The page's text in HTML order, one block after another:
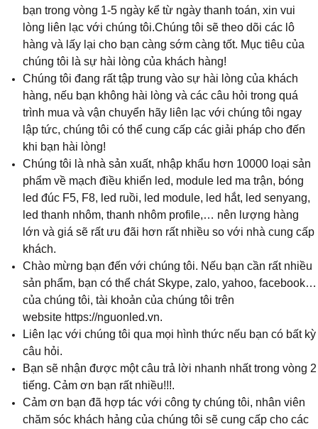
bạn trong vòng 1-5 ngày kể từ ngày thanh toán, xin vui
lòng liên lạc với chúng tôi.Chúng tôi sẽ theo dõi các lô
hàng và lấy lại cho bạn càng sớm càng tốt. Mục tiêu của
chúng tôi là sự hài lòng của khách hàng!
Chúng tôi đang rất tập trung vào sự hài lòng của khách
hàng, nếu bạn không hài lòng và các câu hỏi trong quá
trình mua và vận chuyển hãy liên lạc với chúng tôi ngay
lập tức, chúng tôi có thể cung cấp các giải pháp cho đến
khi bạn hài lòng!
Chúng tôi là nhà sản xuất, nhập khẩu hơn 10000 loại sản
phẩm về mạch điều khiển led, module led ma trận, bóng
led đúc F5, F8, led ruồi, led module, led hắt, led senyang,
led thanh nhôm, thanh nhôm profile,… nên lượng hàng
lớn và giá sẽ rất ưu đãi hơn rất nhiều so với nhà cung cấp
khách.
Chào mừng bạn đến với chúng tôi. Nếu bạn cần rất nhiều
sản phẩm, bạn có thể chát Skype, zalo, yahoo, facebook…
của chúng tôi, tài khoản của chúng tôi trên
website https://nguonled.vn.
Liên lạc với chúng tôi qua mọi hình thức nếu bạn có bất kỳ
câu hỏi.
Bạn sẽ nhận được một câu trả lời nhanh nhất trong vòng 2
tiếng. Cảm ơn bạn rất nhiều!!!.
Cảm ơn bạn đã hợp tác với công ty chúng tôi, nhân viên
chăm sóc khách hảng của chúng tôi sẽ cung cấp cho các